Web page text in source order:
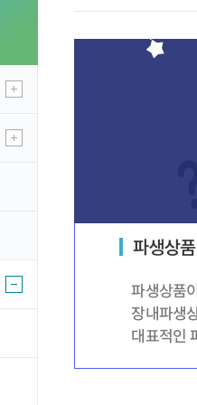
실전투자